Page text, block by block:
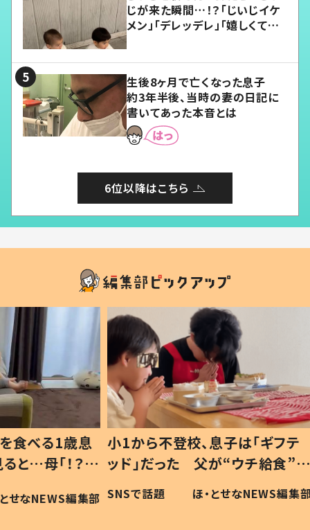
じが来た瞬間…！？「じいじイケ
メン」「デレッデレ」「嬉しくて可
生後8ヶ月で亡くなった息子
約3年半後、当時の妻の日記に
書いてあった本音とは
6位以降はこちら
歳息
？」
編集部
小1から不登校、息子は「ギフテ
ッド」だった 父が“ウチ給食”を
作り続ける理由とは #令和の親
#令和の子
SNSで話題 ほ・とせなNEWS編集部
ひ孫
が、抱
「涙
い」